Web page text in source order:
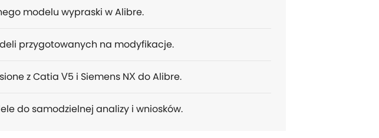
modelu wypraski w Alibre.
przygotowanych na modyfikacje.
z Catia V5 i Siemens NX do Alibre.
do samodzielnej analizy i wniosków.